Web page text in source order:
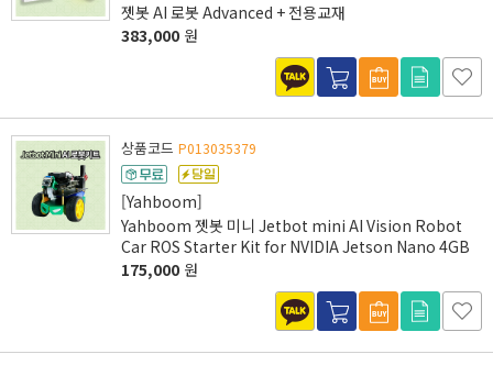
젯봇 AI 로봇 Advanced + 전용교재
383,000 원
상품코드 P013035379
[Yahboom]
Yahboom 젯봇 미니 Jetbot mini AI Vision Robot
Car ROS Starter Kit for NVIDIA Jetson Nano 4GB
175,000 원